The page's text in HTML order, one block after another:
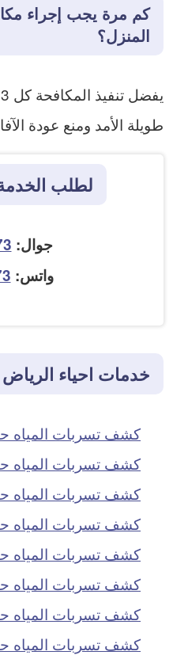
كم مرة يجب إجراء
المنزل؟
طويلة الأمد ومنع عودة
لطلب
جوال:
واتس:
خدمات احياء الرياض
كشف تسربات المياه
كشف تسربات المياه
كشف تسربات المياه
كشف تسربات المياه
كشف تسربات المياه
كشف تسربات المياه
كشف تسربات المياه
كشف تسربات المياه